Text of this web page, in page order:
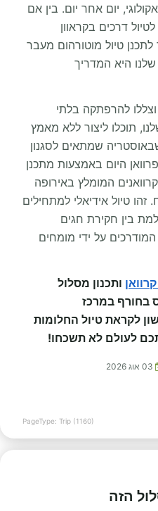
יום אחר יום. בין אם
דרכים בקראוון
טיול מוטורהום מעבר
היא המדריך
להרפתקה בלתי
תוכלו ליצור ללא מאמץ
שמתאים לסגנון
היום באמצעות מתכנן
המומלץ באירופה
טיול אידיאלי למתחילים
בין חקירת חגים
על ידי מומחים
ותכנון מסלול
בחורף במרכז
לקראת טיול החלומות
לעולם לא תשכחו!
03 אוג 2026
PageType: Trip (1160)
הזה